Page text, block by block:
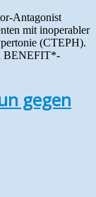
Antagonist
mit inoperabler
(CTEPH).
BENEFIT*-
gegen